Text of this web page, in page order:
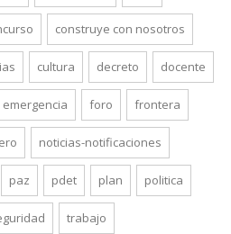
construye con nosotros
cultura decreto docente
emergencia foro frontera
noticias-notificaciones
paz pdet plan politica
trabajo